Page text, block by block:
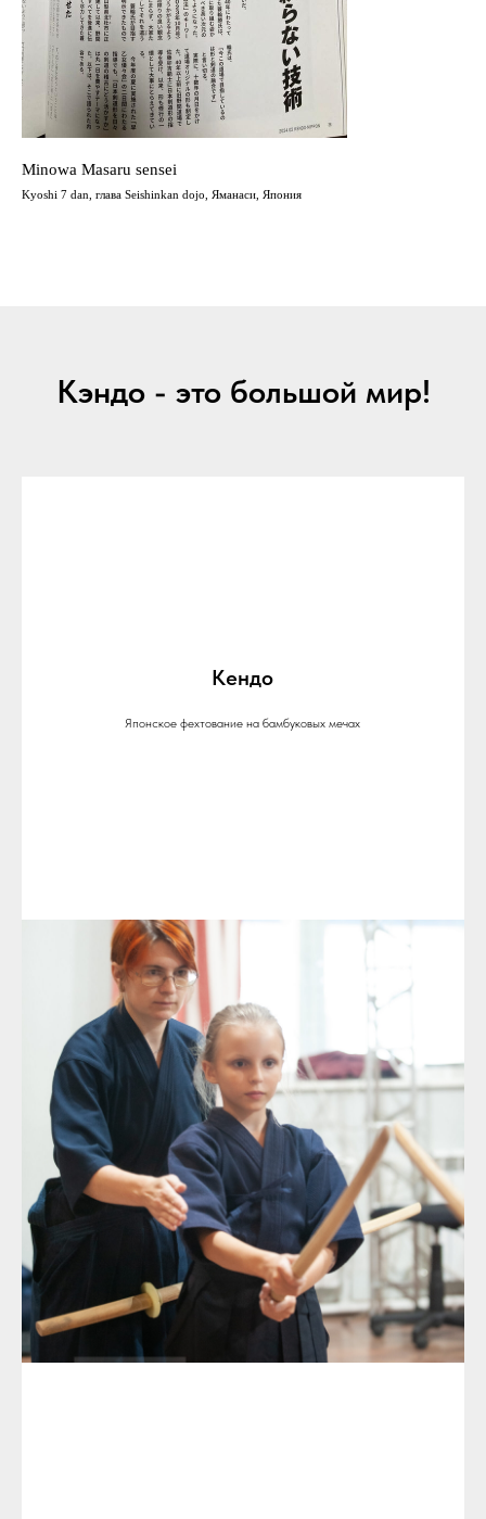
Minowa Masaru sensei
Kyoshi 7 dan, глава Seishinkan dojo, Яманаси, Япония
Кэндо - это большой мир!
Кендо
Японское фехтование на бамбуковых мечах